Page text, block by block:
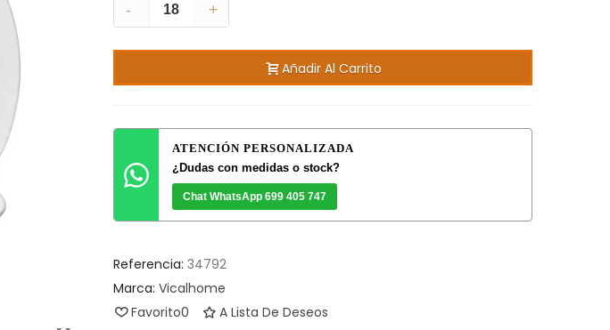
-
+
Añadir Al Carrito
ATENCIÓN PERSONALIZADA
¿Dudas con medidas o stock?
Chat WhatsApp 699 405 747
Referencia: 34792
Marca: Vicalhome
Favorito0 A Lista De Deseos